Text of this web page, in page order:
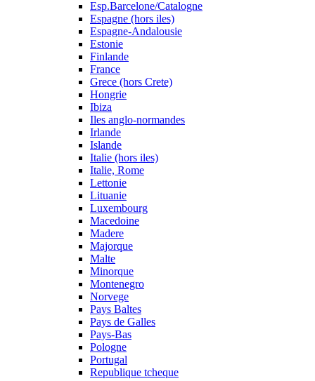
Esp.Barcelone/Catalogne
Espagne (hors iles)
Espagne-Andalousie
Estonie
Finlande
France
Grece (hors Crete)
Hongrie
Ibiza
Iles anglo-normandes
Irlande
Islande
Italie (hors iles)
Italie, Rome
Lettonie
Lituanie
Luxembourg
Macedoine
Madere
Majorque
Malte
Minorque
Montenegro
Norvege
Pays Baltes
Pays de Galles
Pays-Bas
Pologne
Portugal
Republique tcheque